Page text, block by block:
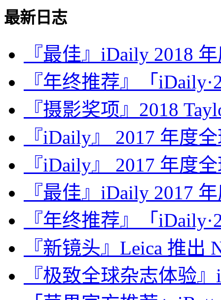
最新日志
『最佳』iDaily 2018
『年终推荐』「
『摄影奖项』2018
『iDaily』 2017 年度
『iDaily』 2017 年度
『最佳』iDaily 2017
『年终推荐』「
『新镜头』Leica 推出
『极致全球杂志体验